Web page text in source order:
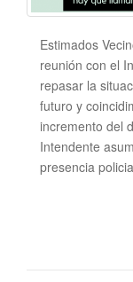
Estimados
reunión con el
repasar la
futuro y
incremento del
Intendente
presencia